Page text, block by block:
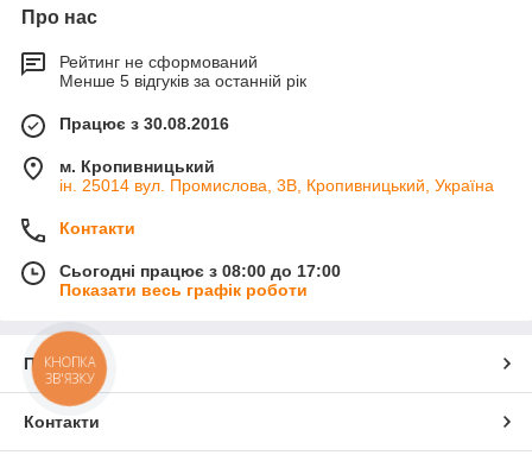
Про нас
Рейтинг не сформований
Менше 5 відгуків за останній рік
Працює з 30.08.2016
м. Кропивницький
ін. 25014 вул. Промислова, 3В, Кропивницький, Україна
Контакти
Сьогодні працює з 08:00 до 17:00
Показати весь графік роботи
Про нас
Контакти
КНОПКА
ЗВ'ЯЗКУ